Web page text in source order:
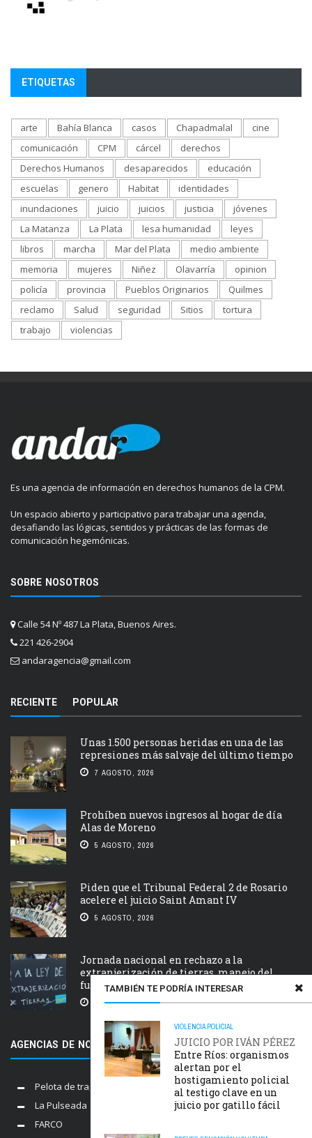
TAMBIÉN TE PODRÍA INTERESAR
VIOLENCIA POLICIAL
JUICIO POR IVÁN PÉREZ
Entre Ríos: organismos
alertan por el
hostigamiento policial
al testigo clave en un
juicio por gatillo fácil
ETIQUETAS
arte Bahía Blanca casos Chapadmalal
cine
comunicación
CPM cárcel
derechos
Derechos Humanos
desaparecidos
educación
escuelas
genero Habitat
identidades
inundaciones
juicio juicios justicia
jóvenes
La Matanza
La Plata lesa humanidad
leyes
libros
marcha Mar del Plata
medio ambiente
memoria
mujeres Niñez Olavarría
opinion
policía
provincia Pueblos Originarios
Quilmes
reclamo
Salud seguridad Sitios
tortura
trabajo
violencias
Es una agencia de información en derechos humanos de la CPM.
Un espacio abierto y participativo para trabajar una agenda,
desafiando las lógicas, sentidos y prácticas de las formas de
comunicación hegemónicas.
SOBRE NOSOTROS
Calle 54 Nº 487 La Plata, Buenos Aires.
221 426-2904
andaragencia@gmail.com
RECIENTE POPULAR
Unas 1.500 personas heridas en una de las
represiones más salvaje del último tiempo
7 AGOSTO, 2026
Prohíben nuevos ingresos al hogar de día
Alas de Moreno
5 AGOSTO, 2026
Piden que el Tribunal Federal 2 de Rosario
acelere el juicio Saint Amant IV
5 AGOSTO, 2026
Jornada nacional en rechazo a la
extranjerización de tierras, manejo del
fuego y desalojos
5 AGOSTO, 2026
AGENCIAS DE NOTICIAS AMIGAS
Pelota de trapo
La Pulseada
FARCO